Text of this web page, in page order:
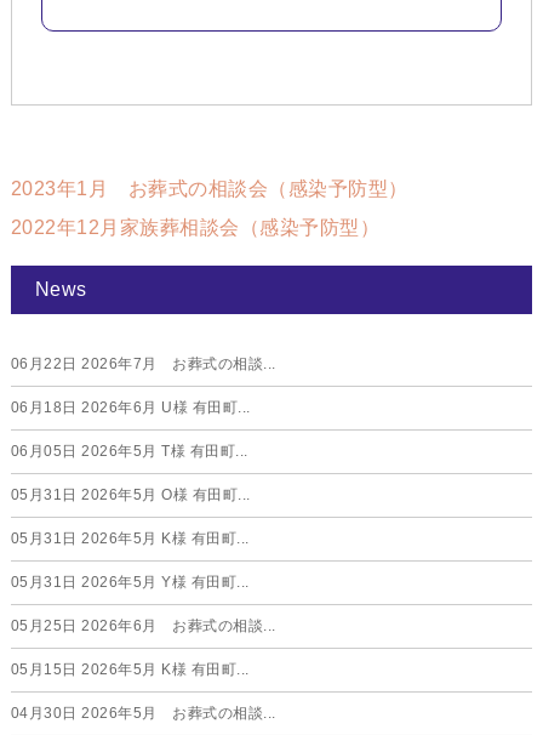
2023年1月 お葬式の相談会（感染予防型）
2022年12月家族葬相談会（感染予防型）
News
06月22日 2026年7月 お葬式の相談...
06月18日 2026年6月 U様 有田町...
06月05日 2026年5月 T様 有田町...
05月31日 2026年5月 O様 有田町...
05月31日 2026年5月 K様 有田町...
05月31日 2026年5月 Y様 有田町...
05月25日 2026年6月 お葬式の相談...
05月15日 2026年5月 K様 有田町...
04月30日 2026年5月 お葬式の相談...